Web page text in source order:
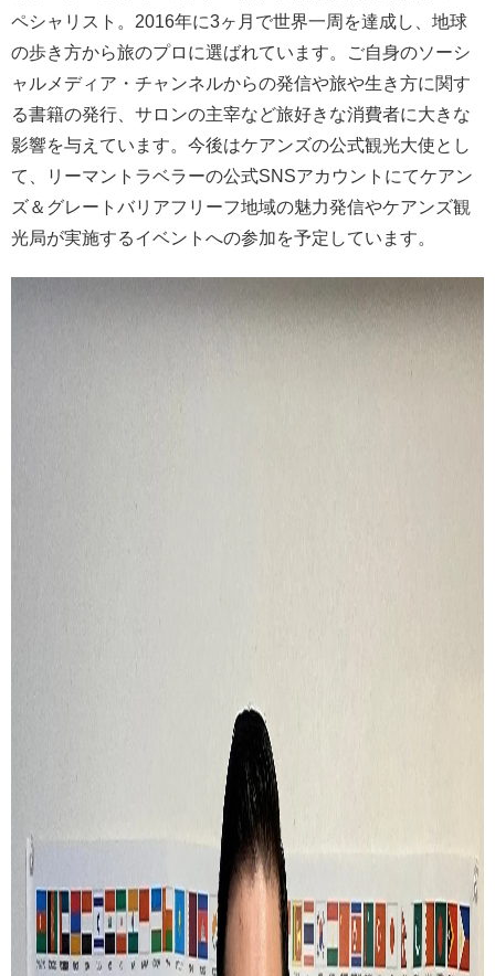
ペシャリスト。2016年に3ヶ月で世界一周を達成し、地球
の歩き方から旅のプロに選ばれています。ご自身のソーシ
ャルメディア・チャンネルからの発信や旅や生き方に関す
る書籍の発行、サロンの主宰など旅好きな消費者に大きな
影響を与えています。今後はケアンズの公式観光大使とし
て、リーマントラベラーの公式SNSアカウントにてケアン
ズ＆グレートバリアフリーフ地域の魅力発信やケアンズ観
光局が実施するイベントへの参加を予定しています。